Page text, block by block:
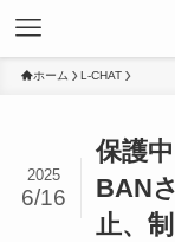
ホーム L-CHAT
保護
BAN
止、
2025
6/16